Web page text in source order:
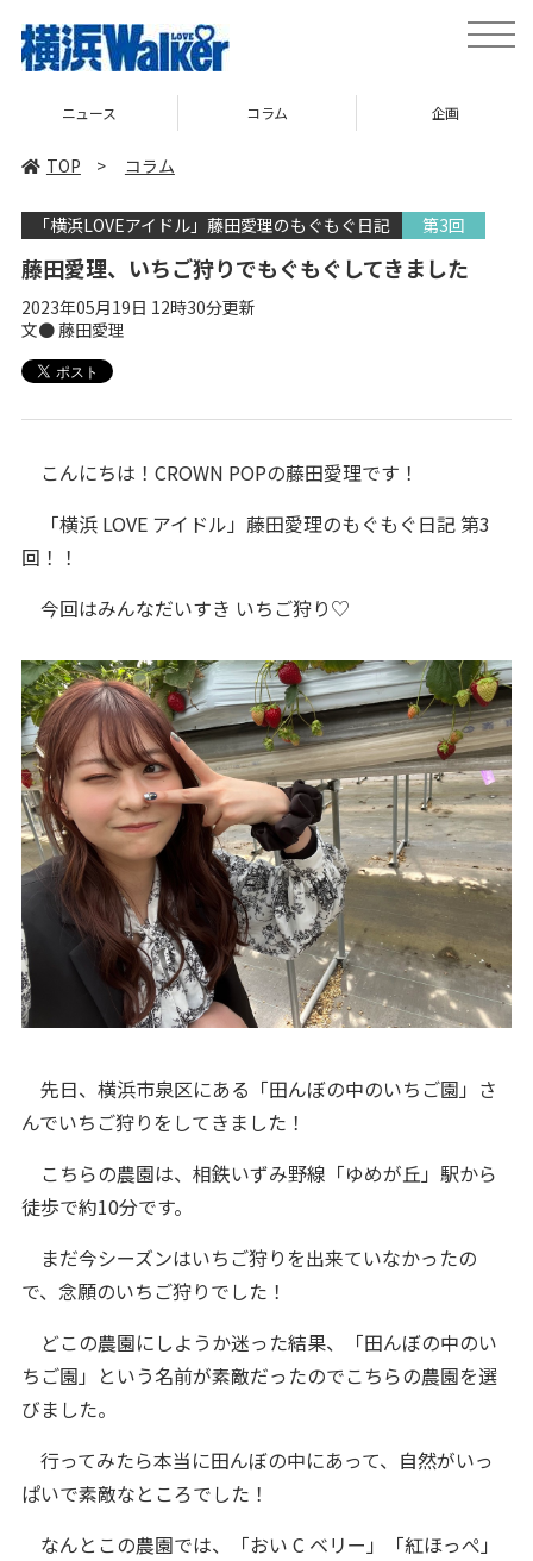
toggle
TOP > コラム
「横浜LOVEアイドル」藤田愛理のもぐもぐ日記 第3回
藤田愛理、いちご狩りでもぐもぐしてきました
2023年05月19日 12時30分更新
文● 藤田愛理
こんにちは！CROWN POPの藤田愛理です！
「横浜 LOVE アイドル」藤田愛理のもぐもぐ日記 第3
回！！
今回はみんなだいすき いちご狩り♡
先日、横浜市泉区にある「田んぼの中のいちご園」さ
んでいちご狩りをしてきました！
こちらの農園は、相鉄いずみ野線「ゆめが丘」駅から
徒歩で約10分です。
まだ今シーズンはいちご狩りを出来ていなかったの
で、念願のいちご狩りでした！
どこの農園にしようか迷った結果、「田んぼの中のい
ちご園」という名前が素敵だったのでこちらの農園を選
びました。
行ってみたら本当に田んぼの中にあって、自然がいっ
ぱいで素敵なところでした！
なんとこの農園では、「おい C ベリー」「紅ほっぺ」